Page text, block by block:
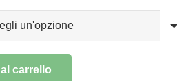
€1.239,84
carrello